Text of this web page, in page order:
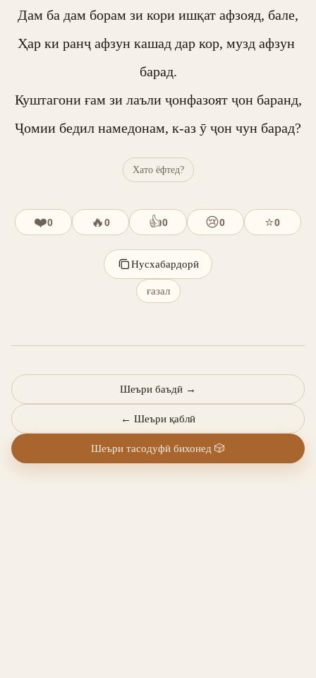
Дам ба дам борам зи кори ишқат афзояд, бале,
Ҳар ки ранҷ афзун кашад дар кор, музд афзун
барад.
Куштагони ғам зи лаъли ҷонфазоят ҷон баранд,
Ҷомии бедил намедонам, к-аз ӯ ҷон чун барад?
Хато ёфтед?
❤️0 🔥0 👍0 😢0 ⭐0
Нусхабардорӣ
ғазал
← Шеъри қаблӣ
Шеъри баъдӣ →
Шеъри тасодуфӣ бихонед 🎲